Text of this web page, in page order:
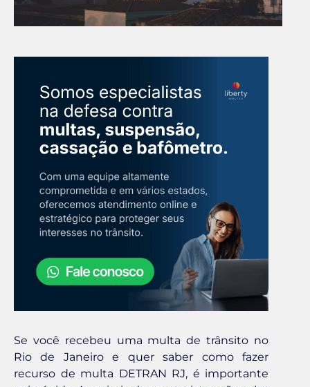
Se você recebeu uma multa de trânsito no
Rio de Janeiro e quer saber como fazer
recurso de multa DETRAN RJ, é importante